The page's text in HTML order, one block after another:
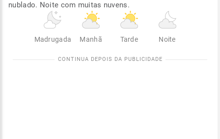
nublado. Noite com muitas nuvens.
Madrugada Manhã Tarde Noite